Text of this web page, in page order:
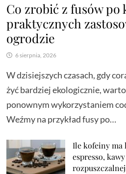
Co zrobić z fusów po
praktycznych
ogrodzie
6 sierpnia, 2026
W dzisiejszych czasach, gdy
żyć bardziej ekologicznie,
ponownym wykorzystaniem
Weźmy na przykład fusy po…
Ile kofeiny ma
espresso,
rozpuszczalnej